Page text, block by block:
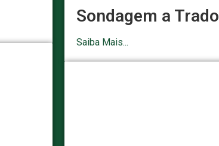
Sondagem a Trado
Saiba Mais...